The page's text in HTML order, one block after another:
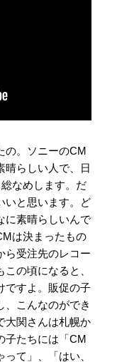
。ソニーのCM
晴らしい人で、日
なめします。だ
いと思います。ど
に素晴らしいんで
は決まったもの
ら受注先のレコー
の頃になると、
ですよ。販促の子
、こんなのができ
大関さんは札幌か
子たちには「CM
て」、「はい、